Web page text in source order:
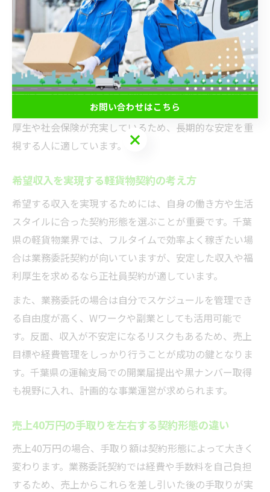
制や日給制が多く、安定した収入が見込める反面、歩合
による収入アップは限定的です。
例えば、千葉県内で業務委託契約の軽貨物ドライバーが
1日20件の配達をこなした場合、月収30万円以上を目指
せるケースもありますが、配達件数が減ると収入も減少
します。正社員の場合は月給20万円前後が相場で、福利
厚生や社会保険が充実しているため、長期的な安定を重
視する人に適しています。
希望収入を実現する軽貨物契約の考え方
希望する収入を実現するためには、自身の働き方や生活
スタイルに合った契約形態を選ぶことが重要です。千葉
県の軽貨物業界では、フルタイムで効率よく稼ぎたい場
合は業務委託契約が向いていますが、安定した収入や福
利厚生を求めるなら正社員契約が適しています。
また、業務委託の場合は自分でスケジュールを管理でき
る自由度が高く、Wワークや副業としても活用可能で
す。反面、収入が不安定になるリスクもあるため、売上
目標や経費管理をしっかり行うことが成功の鍵となりま
す。千葉県の運輸支局での開業届提出や黒ナンバー取得
も視野に入れ、計画的な事業運営が求められます。
売上40万円の手取りを左右する契約形態の違い
売上40万円の場合、手取り額は契約形態によって大きく
変わります。業務委託契約では経費や手数料を自己負担
するため、売上からこれらを差し引いた後の手取りが実
お問い合わせはこちら
お問い合わせはこちら